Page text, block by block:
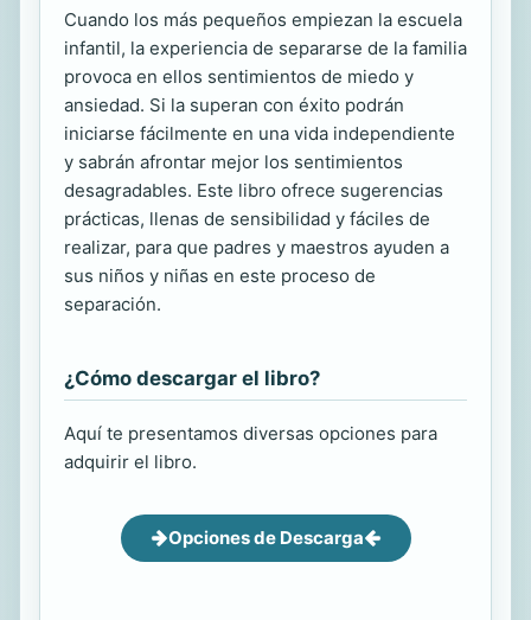
Cuando los más pequeños empiezan la escuela
infantil, la experiencia de separarse de la familia
provoca en ellos sentimientos de miedo y
ansiedad. Si la superan con éxito podrán
iniciarse fácilmente en una vida independiente
y sabrán afrontar mejor los sentimientos
desagradables. Este libro ofrece sugerencias
prácticas, llenas de sensibilidad y fáciles de
realizar, para que padres y maestros ayuden a
sus niños y niñas en este proceso de
separación.
¿Cómo descargar el libro?
Aquí te presentamos diversas opciones para
adquirir el libro.
Opciones de Descarga